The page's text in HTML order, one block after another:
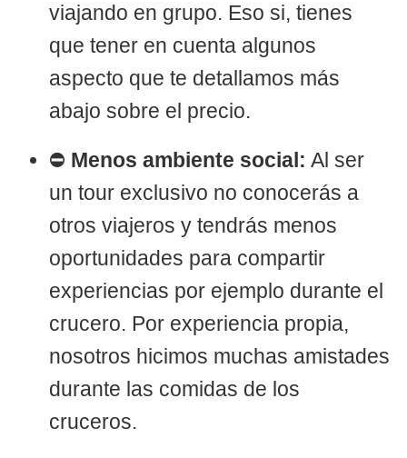
viajando en grupo. Eso si, tienes
que tener en cuenta algunos
aspecto que te detallamos más
abajo sobre el precio.
⛔ Menos ambiente social: Al ser
un tour exclusivo no conocerás a
otros viajeros y tendrás menos
oportunidades para compartir
experiencias por ejemplo durante el
crucero. Por experiencia propia,
nosotros hicimos muchas amistades
durante las comidas de los
cruceros.